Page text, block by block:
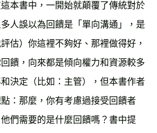
本書中，一開始就顛覆了傳統對於
人誤以為回饋是「單向溝通」，是
估）你這裡不夠好、那裡做得好，
饋，向來都是傾向權力和資源較多
決定（比如：主管），但本書作者
：那麼，你有考慮過接受回饋者
他們需要的是什麼回饋嗎？書中提